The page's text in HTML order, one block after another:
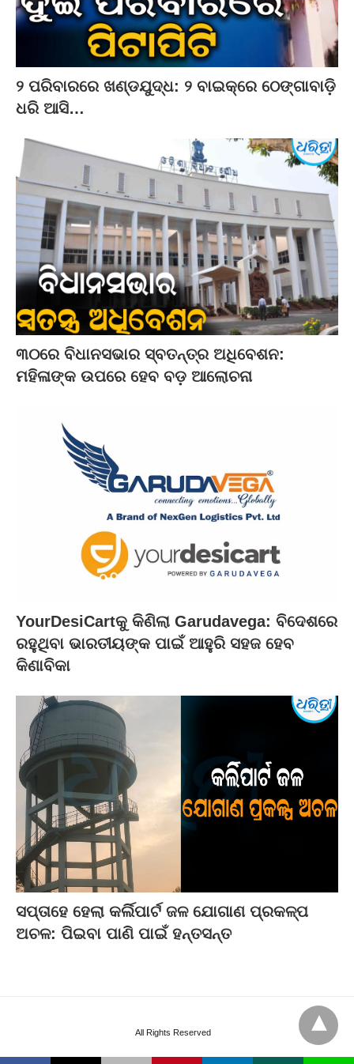
୨ ପରିବାରରେ ଖଣ୍ଡଯୁଦ୍ଧ: ୨ ବାଇକ୍‌ରେ ଠେଙ୍ଗାବାଡ଼ି
ଧରି ଆସି…
୩୦ରେ ବିଧାନସଭାର ସ୍ବତନ୍ତ୍ର ଅଧିବେଶନ:
ମହିଳାଙ୍କ ଉପରେ ହେବ ବଡ଼ ଆଲୋଚନା
YourDesiCartକୁ କିଣିଲା Garudavega: ବିଦେଶରେ
ରହୁଥିବା ଭାରତୀୟଙ୍କ ପାଇଁ ଆହୁରି ସହଜ ହେବ
କିଣାବିକା
ସପ୍ତାହେ ହେଲା କର୍ଲିପାର୍ଟ ଜଳ ଯୋଗାଣ ପ୍ରକଳ୍ପ
ଅଚଳ: ପିଇବା ପାଣି ପାଇଁ ହନ୍ତସନ୍ତ
All Rights Reserved